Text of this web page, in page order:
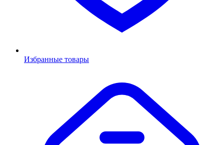
Избранные товары